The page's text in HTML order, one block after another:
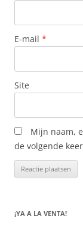
E-mail *
Site
Mijn naam,
de volgende
¡YA A LA VENTA!